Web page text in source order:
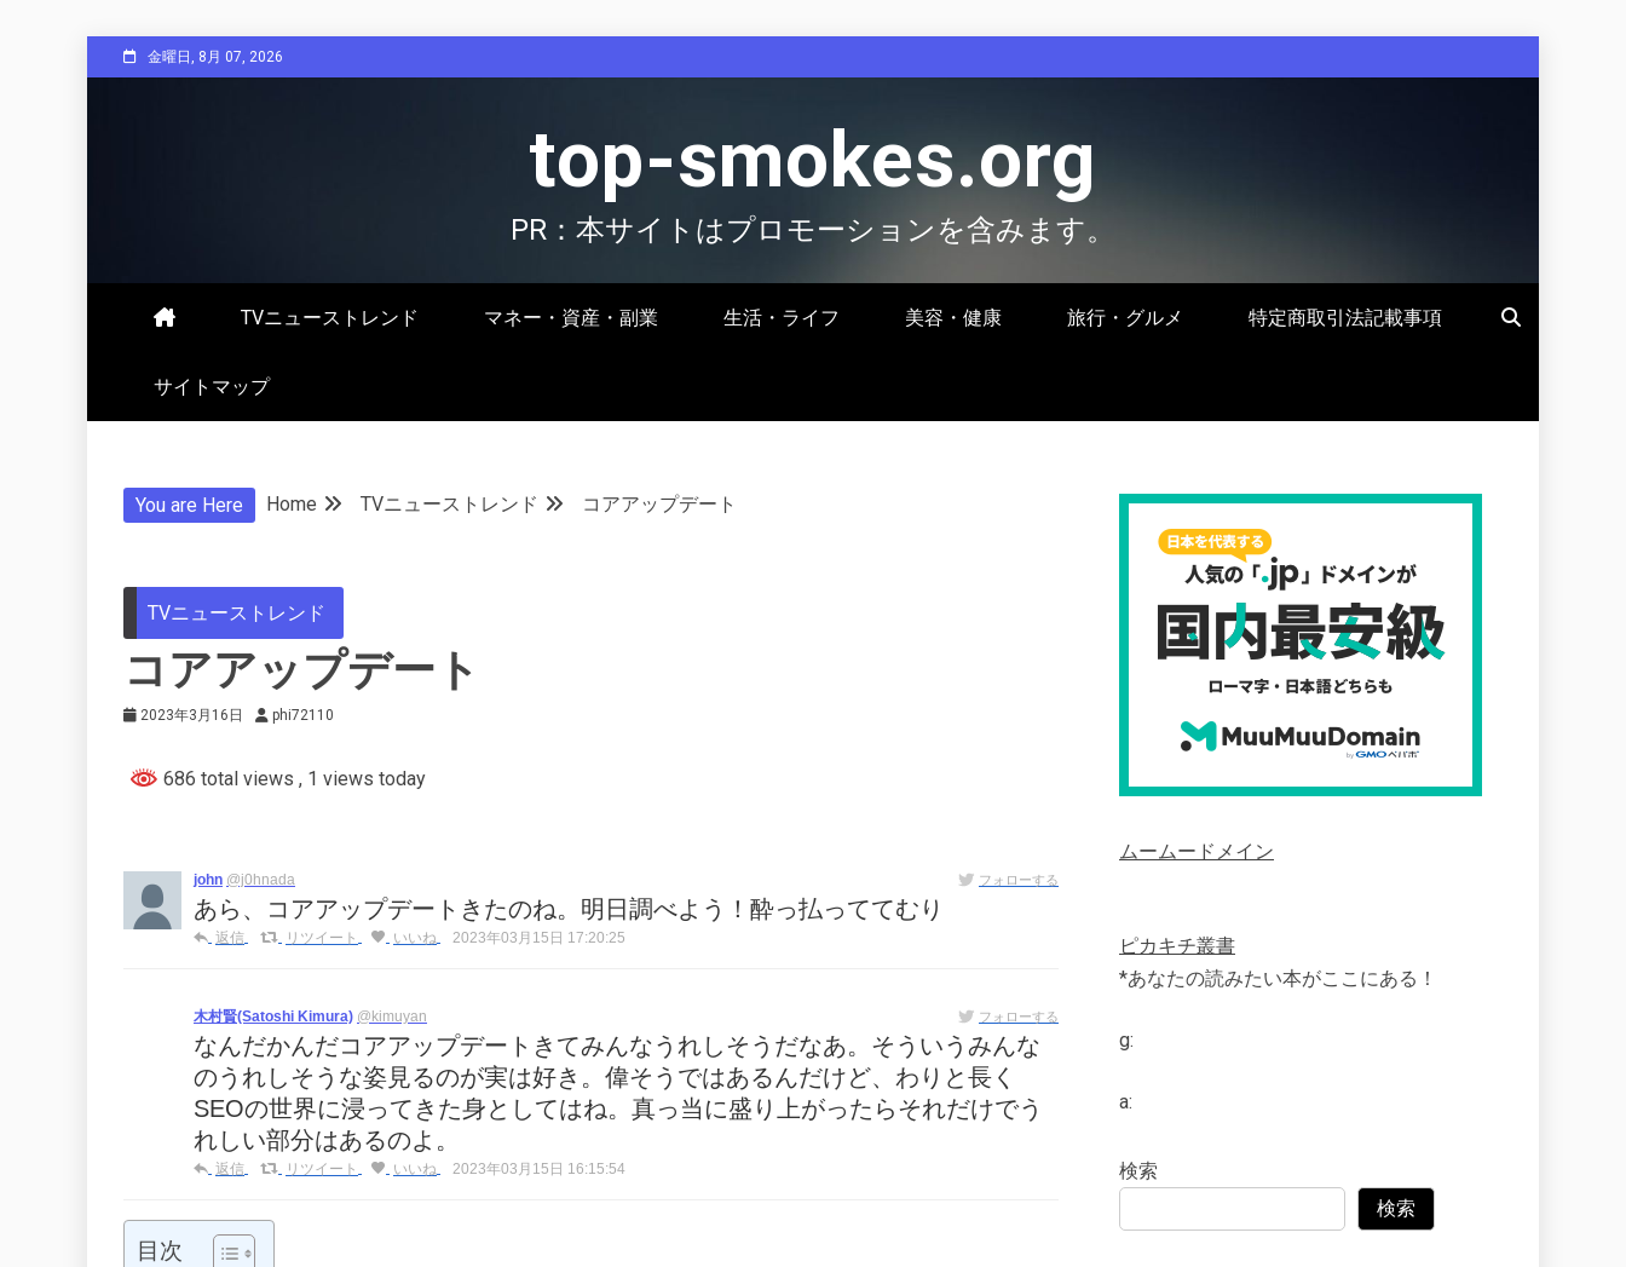
to
金曜日, 8月 07, 2026
top-smokes.org
PR：本サイトはプロモーションを含みます。
TVニューストレンド マネー・資産・副業 生活・ライフ 美容・健康 旅行・グルメ 特定商取引法記載事項
サイトマップ
You are Here Home TVニューストレンド コアアップデート
TVニューストレンド
コアアップデート
2023年3月16日 phi72110
686 total views , 1 views today
john @j0hnada フォローする
あら、コアアップデートきたのね。明日調べよう！酔っ払っててむり
返信 リツイート いいね 2023年03月15日 17:20:25
木村賢(Satoshi Kimura) @kimuyan フォローする
なんだかんだコアアップデートきてみんなうれしそうだなあ。そういうみんな
のうれしそうな姿見るのが実は好き。偉そうではあるんだけど、わりと長く
SEOの世界に浸ってきた身としてはね。真っ当に盛り上がったらそれだけでう
れしい部分はあるのよ。
返信 リツイート いいね 2023年03月15日 16:15:54
目次
ムームードメイン
ピカキチ叢書
*あなたの読みたい本がここにある！
g:
a:
検索
検索